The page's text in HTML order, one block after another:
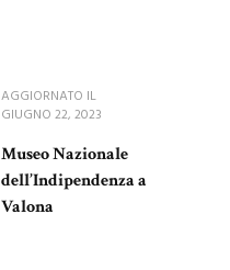
AGGIORNATO IL
GIUGNO 22, 2023
Museo Nazionale
dell’Indipendenza a
Valona